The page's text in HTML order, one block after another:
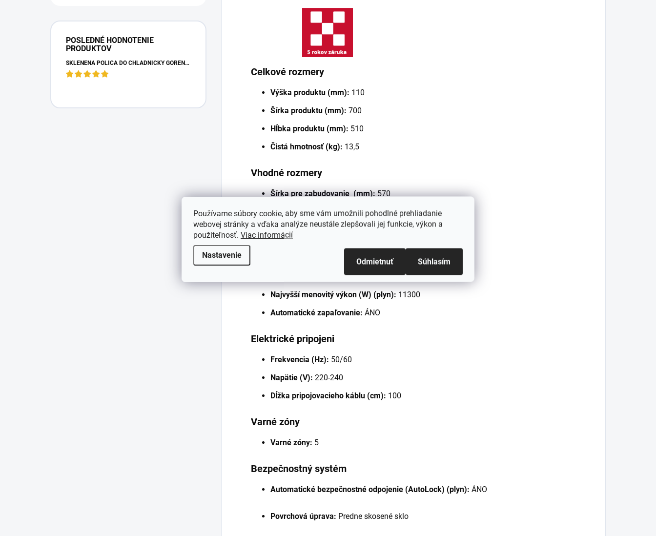
Používame súbory cookie, aby sme vám umožnili pohodlné prehliadanie
webovej stránky a vďaka analýze neustále zlepšovali jej funkcie, výkon a
použiteľnosť. Viac informácií
Nastavenie
Odmietnuť Súhlasím
POSLEDNÉ HODNOTENIE
PRODUKTOV
SKLENENÁ POLICA DO CHLADNIČKY GORENJE 163336
Celkové rozmery
Výška produktu (mm): 110
Šírka produktu (mm): 700
Hĺbka produktu (mm): 510
Čistá hmotnosť (kg): 13,5
Vhodné rozmery
Šírka pre zabudovanie (mm): 570
Hĺbka pre zabudovanie (mm): 480
Výška pre zabudovanie (mm): 49
Natural&Butane
Najvyšší menovitý výkon (W) (plyn): 11300
Automatické zapaľovanie: ÁNO
Elektrické pripojeni
Frekvencia (Hz): 50/60
Napätie (V): 220-240
Dĺžka pripojovacieho káblu (cm): 100
Varné zóny
Varné zóny: 5
Bezpečnostný systém
Automatické bezpečnostné odpojenie (AutoLock) (plyn): ÁNO
Povrchová úprava: Predne skosené sklo